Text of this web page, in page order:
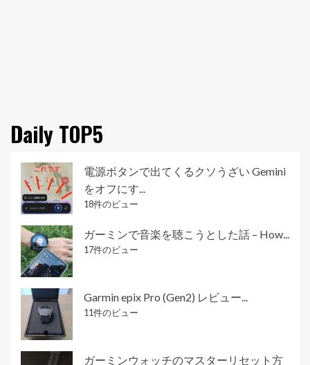
Daily TOP5
電源ボタンで出てくるクソうざい Gemini
をオフにす...
18件のビュー
ガーミンで音楽を聴こうとした話 – How...
17件のビュー
Garmin epix Pro (Gen2) レビュー...
11件のビュー
ガーミンウォッチのマスターリセット方